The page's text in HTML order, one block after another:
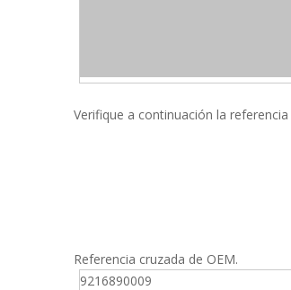
Verifique a continuación la
Referencia cruzada de OEM.
9216890009